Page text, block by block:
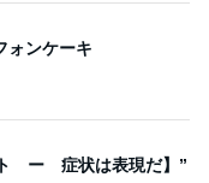
ォンケーキ
ー 症状は表現だ】”